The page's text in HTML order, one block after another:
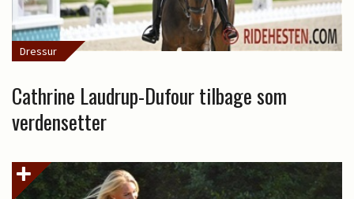
Dressur
Cathrine Laudrup-Dufour tilbage som
verdensetter